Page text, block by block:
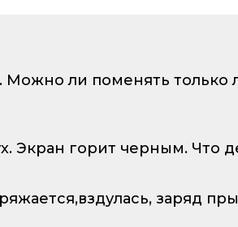
Можно ли поменять только
Экран горит черным. Что
заряд